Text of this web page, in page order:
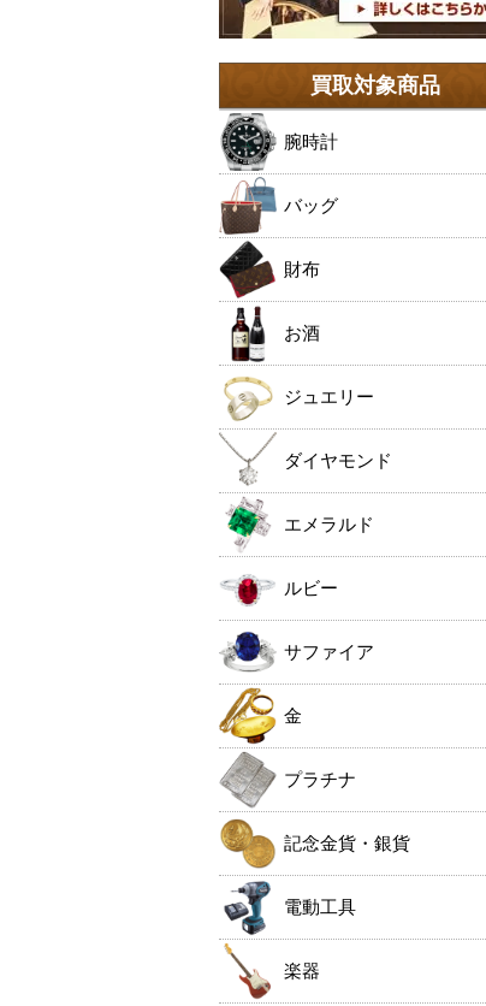
買取対象商品
腕時計
バッグ
財布
お酒
ジュエリー
ダイヤモンド
エメラルド
ルビー
サファイア
金
プラチナ
記念金貨・銀貨
電動工具
楽器